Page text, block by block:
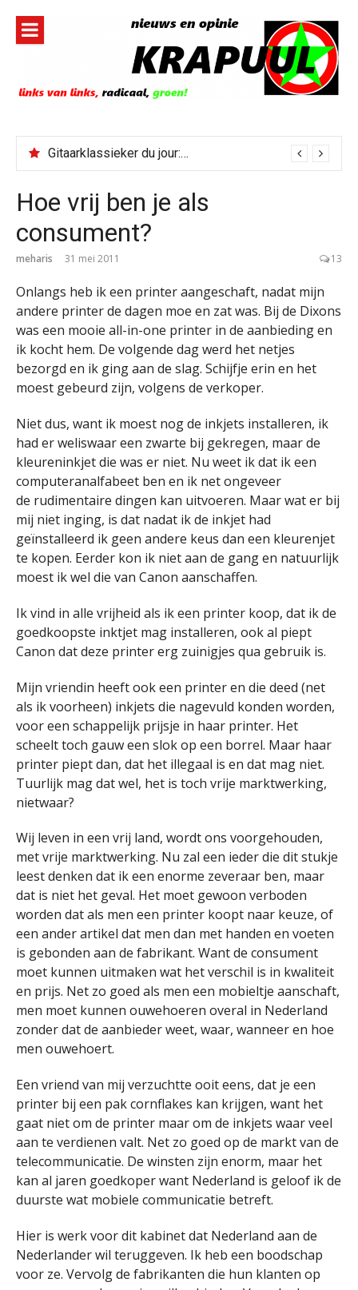
inhoud
Gitaarklassieker du jour: Paris, Texas/Cold Was The Night, Hard Was The Ground
Soulklassieker du jour: I Wish It Would Rain
Hoe vrij ben je als
consument?
meharis 31 mei 2011 13
Onlangs heb ik een printer aangeschaft, nadat mijn
andere printer de dagen moe en zat was. Bij de Dixons
was een mooie all-in-one printer in de aanbieding en
ik kocht hem. De volgende dag werd het netjes
bezorgd en ik ging aan de slag. Schijfje erin en het
moest gebeurd zijn, volgens de verkoper.
Niet dus, want ik moest nog de inkjets installeren, ik
had er weliswaar een zwarte bij gekregen, maar de
kleureninkjet die was er niet. Nu weet ik dat ik een
computeranalfabeet ben en ik net ongeveer
de rudimentaire dingen kan uitvoeren. Maar wat er bij
mij niet inging, is dat nadat ik de inkjet had
geïnstalleerd ik geen andere keus dan een kleurenjet
te kopen. Eerder kon ik niet aan de gang en natuurlijk
moest ik wel die van Canon aanschaffen.
Ik vind in alle vrijheid als ik een printer koop, dat ik de
goedkoopste inktjet mag installeren, ook al piept
Canon dat deze printer erg zuinigjes qua gebruik is.
Mijn vriendin heeft ook een printer en die deed (net
als ik voorheen) inkjets die nagevuld konden worden,
voor een schappelijk prijsje in haar printer. Het
scheelt toch gauw een slok op een borrel. Maar haar
printer piept dan, dat het illegaal is en dat mag niet.
Tuurlijk mag dat wel, het is toch vrije marktwerking,
nietwaar?
Wij leven in een vrij land, wordt ons voorgehouden,
met vrije marktwerking. Nu zal een ieder die dit stukje
leest denken dat ik een enorme zeveraar ben, maar
dat is niet het geval. Het moet gewoon verboden
worden dat als men een printer koopt naar keuze, of
een ander artikel dat men dan met handen en voeten
is gebonden aan de fabrikant. Want de consument
moet kunnen uitmaken wat het verschil is in kwaliteit
en prijs. Net zo goed als men een mobieltje aanschaft,
men moet kunnen ouwehoeren overal in Nederland
zonder dat de aanbieder weet, waar, wanneer en hoe
men ouwehoert.
Een vriend van mij verzuchtte ooit eens, dat je een
printer bij een pak cornflakes kan krijgen, want het
gaat niet om de printer maar om de inkjets waar veel
aan te verdienen valt. Net zo goed op de markt van de
telecommunicatie. De winsten zijn enorm, maar het
kan al jaren goedkoper want Nederland is geloof ik de
duurste wat mobiele communicatie betreft.
Hier is werk voor dit kabinet dat Nederland aan de
Nederlander wil teruggeven. Ik heb een boodschap
voor ze. Vervolg de fabrikanten die hun klanten op